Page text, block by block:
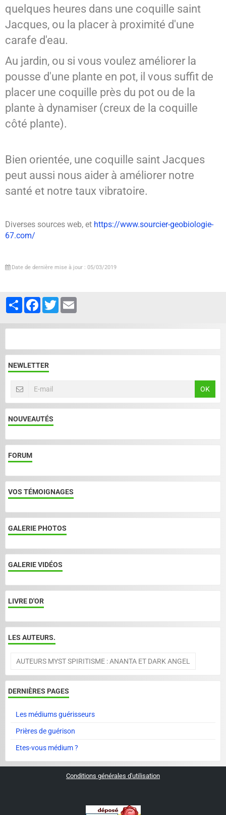
quelques heures dans une coquille saint
Jacques, ou la placer à proximité d'une
carafe d'eau.
Au jardin, ou si vous voulez améliorer la
pousse d'une plante en pot, il vous suffit de
placer une coquille près du pot ou de la
plante à dynamiser (creux de la coquille
côté plante).
Bien orientée, une coquille saint Jacques
peut aussi nous aider à améliorer notre
santé et notre taux vibratoire.
Diverses sources web, et https://www.sourcier-geobiologie-
67.com/
Date de dernière mise à jour : 05/03/2019
PartagerFacebook
Twitter
NEWLETTER
OK
NOUVEAUTÉS
FORUM
VOS TÉMOIGNAGES
GALERIE PHOTOS
GALERIE VIDÉOS
LIVRE D'OR
LES AUTEURS.
AUTEURS MYST SPIRITISME : ANANTA ET DARK ANGEL
DERNIÈRES PAGES
Les médiums guérisseurs
Prières de guérison
Etes-vous médium ?
Conditions générales d'utilisation